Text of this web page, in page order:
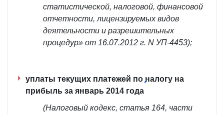
статистической, налоговой, финансовой
отчетности, лицензируемых видов
деятельности и разрешительных
процедур» от 16.07.2012 г. N УП-4453);
уплаты текущих платежей по налогу на
прибыль за январь 2014 года
*
(Налоговый кодекс, статья 164, части